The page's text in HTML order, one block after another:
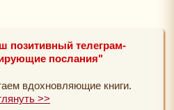
позитивный телеграм-
послания"
вдохновляющие книги.
>>